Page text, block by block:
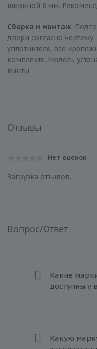
шириной 8 мм.
Сборка и монтаж.
двери согласно чертежу.
уплотнителя, все
комплекте. Модель
винты.
Отзывы
Нет оценок
Загрузка отзывов...
Вопрос/Ответ
Какие
доступны у
Какую